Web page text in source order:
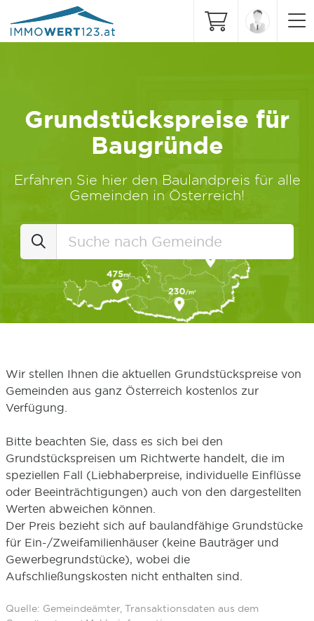
Grundstückspreise für
Baugründe
Erfahren Sie hier den Baulandpreis für alle
Gemeinden in Österreich!
Wir stellen Ihnen die aktuellen Grundstückspreise von
Gemeinden aus ganz Österreich kostenlos zur
Verfügung.
Bitte beachten Sie, dass es sich bei den
Grundstückspreisen um Richtwerte handelt, die im
speziellen Fall (Liebhaberpreise, individuelle Einflüsse
oder Beeinträchtigungen) auch von den dargestellten
Werten abweichen können.
Der Preis bezieht sich auf baulandfähige Grundstücke
für Ein-/Zweifamilienhäuser (keine Bauträger und
Gewerbegrundstücke), wobei die
Aufschließungskosten nicht enthalten sind.
Quelle: Gemeindeämter, Transaktionsdaten aus dem